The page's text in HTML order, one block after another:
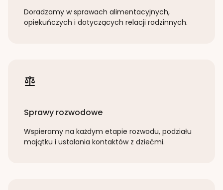
Doradzamy w sprawach alimentacyjnych,
opiekuńczych i dotyczących relacji rodzinnych.
Sprawy rozwodowe
Wspieramy na każdym etapie rozwodu, podziału
majątku i ustalania kontaktów z dziećmi.